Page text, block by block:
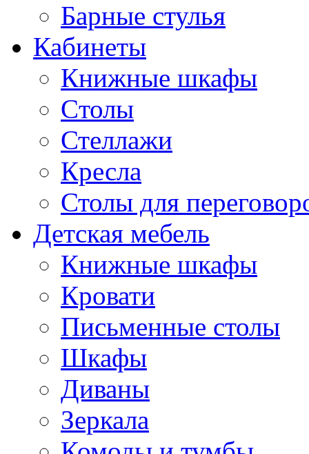
Барные стулья
Кабинеты
Книжные шкафы
Cтолы
Стеллажи
Кресла
Столы для
Детская мебель
Книжные шкафы
Кровати
Письменные столы
Шкафы
Диваны
Зеркала